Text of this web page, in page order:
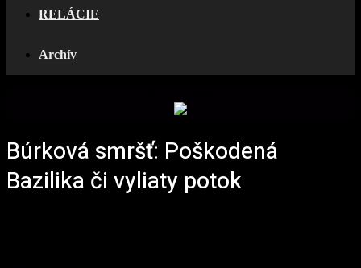
RELÁCIE
Archív
Búrková smršť: Poškodená
Bazilika či vyliaty potok